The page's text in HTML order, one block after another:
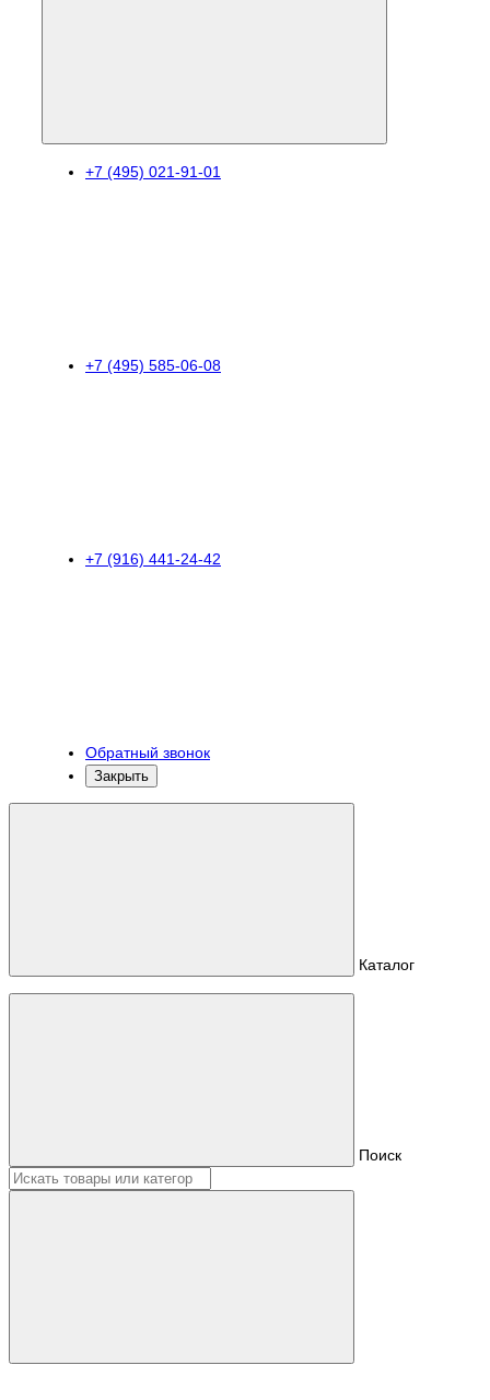
+7 (495) 021-91-01
+7 (495) 585-06-08
+7 (916) 441-24-42
Обратный звонок
Закрыть
Каталог
Поиск